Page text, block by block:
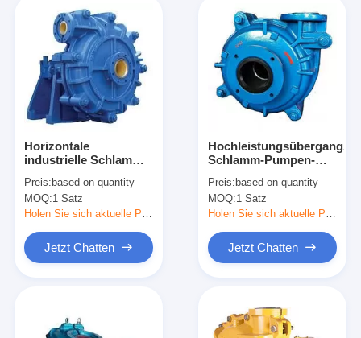
Horizontale
industrielle Schlamm-
Chrome-Material 800 -
1350r/Minute
Preis: based on quantity
MOQ:1 Satz
Jetzt Chatten
Schlamm-Pumpen-
im Blau
Preis: based on quantity
MOQ:1 Satz
Jetzt Chatten